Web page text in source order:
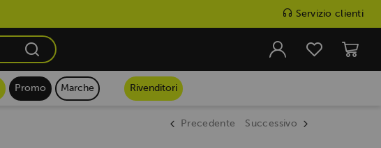
Servizio clienti
Promo Marche Rivenditori
Precedente Successivo